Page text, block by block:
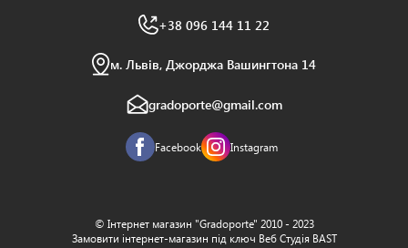
+38 096 144 11 22
м. Львів, Джорджа Вашингтона 14
gradoporte@gmail.com
Facebook Instagram
© Інтернет магазин "Gradoporte" 2010 - 2023
Замовити інтернет-магазин під ключ Веб Студія BAST